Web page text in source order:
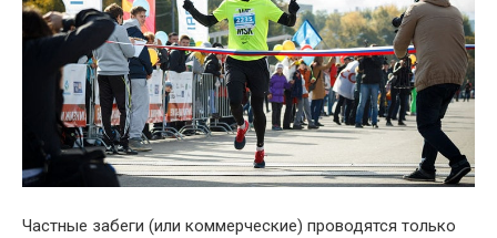
Частные забеги (или коммерческие) проводятся только